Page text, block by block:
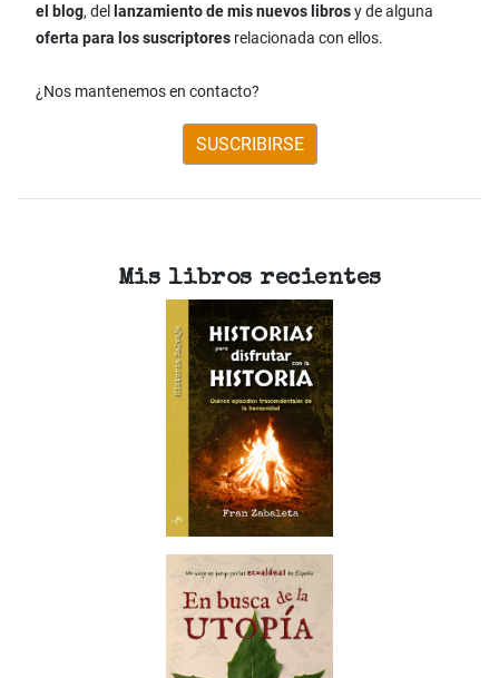
el blog, del lanzamiento de mis nuevos librosy de alguna
oferta para los suscriptores relacionada con ellos.
¿Nos mantenemos en contacto?
SUSCRIBIRSE
Mis libros recientes